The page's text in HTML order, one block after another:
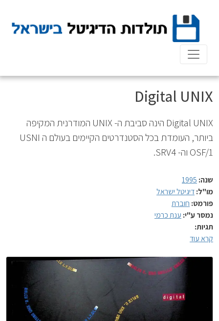
content
Digital UNIX
Digital UNIX הינה סביבת ה- UNIX המודרנית המקיפה
ביותר, העומדת בכל הסטנדרטים הקיימים בעולם ה USNI
OSF/1 וה- SRV4.
שנה: 1995
מו"ל:דיגיטל ישראל
פורמט: חוברת
נמסר ע"י: ענת כרמי
תגיות:
קרא עוד